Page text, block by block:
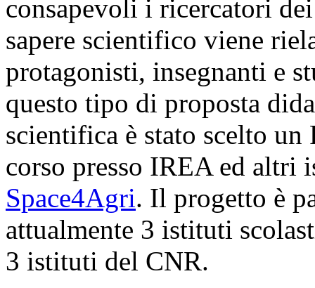
consapevoli i ricercatori
sapere scientifico viene
protagonisti, insegnanti e
questo tipo di proposta
scientifica è stato scelto
corso presso IREA ed
Space4Agri. Il progetto è
attualmente 3 istituti
3 istituti del CNR.